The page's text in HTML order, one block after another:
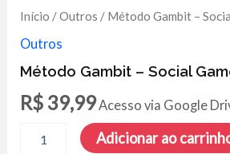
Início /Outros / Método Gambit –
Outros
Método Gambit – Social
R$ 39,99Acesso via Google
Gambit
Adicionar ao